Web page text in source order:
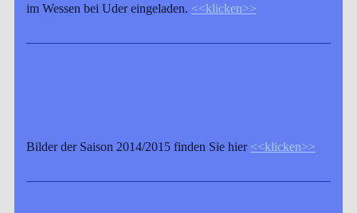
im Wessen bei Uder eingeladen. <<klicken>>
Bilder der Saison 2014/2015 finden Sie hier <<klicken>>